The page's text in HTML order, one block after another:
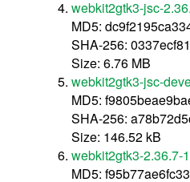
webkit2gtk3-jsc-
MD5:
SHA-256:
Size: 6.76 MB
webkit2gtk3-jsc-
MD5:
SHA-256:
Size: 146.52 kB
webkit2gtk3-2.36.7-
MD5: